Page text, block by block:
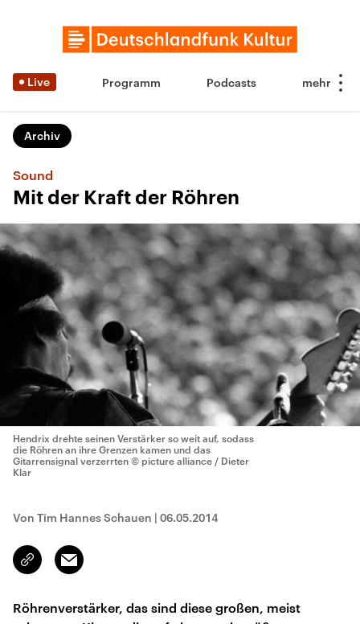
Live Programm Podcasts
Archiv
Sound
Mit der Kraft der Röhren
Hendrix drehte seinen Verstärker so weit auf, sodass
die Röhren an ihre Grenzen kamen und das
Gitarrensignal verzerrten © picture alliance / Dieter
Klar
Von Tim Hannes Schauen | 06.05.2014
Link
kopieren/teilen
Email
Röhrenverstärker, das sind diese großen, meist